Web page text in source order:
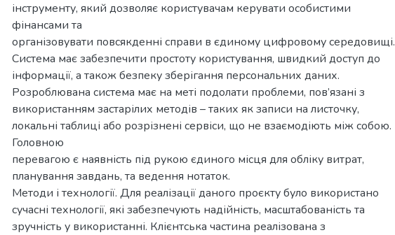
інструменту, який дозволяє користувачам керувати особистими
фінансами та
організовувати повсякденні справи в єдиному цифровому середовищі.
Система має забезпечити простоту користування, швидкий доступ до
інформації, а також безпеку зберігання персональних даних.
Розроблювана система має на меті подолати проблеми, пов’язані з
використанням застарілих методів – таких як записи на листочку,
локальні таблиці або розрізнені сервіси, що не взаємодіють між собою.
Головною
перевагою є наявність під рукою єдиного місця для обліку витрат,
планування завдань, та ведення нотаток.
Методи і технології. Для реалізації даного проєкту було використано
сучасні технології, які забезпечують надійність, масштабованість та
зручність у використанні. Клієнтська частина реалізована з